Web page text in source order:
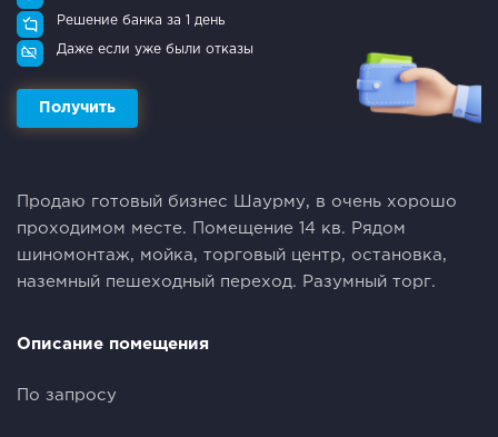
Решение банка за 1 день
Даже если уже были отказы
Получить
Продаю готовый бизнес Шаурму, в очень хорошо
проходимом месте. Помещение 14 кв. Рядом
шиномонтаж, мойка, торговый центр, остановка,
наземный пешеходный переход. Разумный торг.
Описание помещения
По запросу